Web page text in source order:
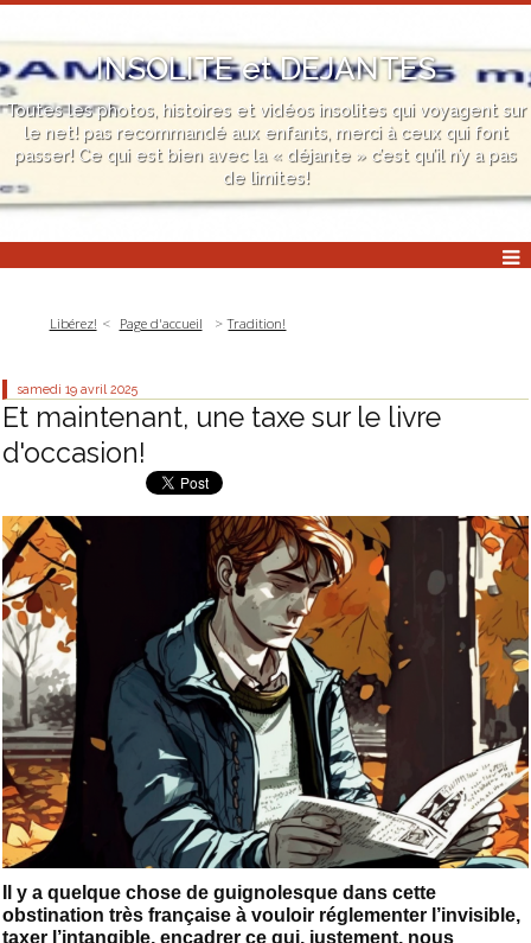
INSOLITE et DEJANTES
Toutes les photos, histoires et vidéos insolites qui voyagent sur
le net! pas recommandé aux enfants, merci à ceux qui font
passer! Ce qui est bien avec la « déjante » c’est qu’il n’y a pas
de limites!
Libérez! Page d'accueil Tradition!
samedi 19 avril 2025
Et maintenant, une taxe sur le livre
d'occasion!
Il y a quelque chose de guignolesque dans cette
obstination très française à vouloir réglementer l’invisible,
taxer l’intangible, encadrer ce qui, justement, nous